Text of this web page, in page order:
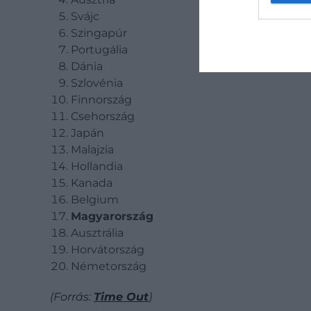
Svájc
Szingapúr
Portugália
Dánia
Szlovénia
Finnország
Csehország
Japán
Malajzia
Hollandia
Kanada
Belgium
Magyarország
Ausztrália
Horvátország
Németország
(Forrás: Time Out)